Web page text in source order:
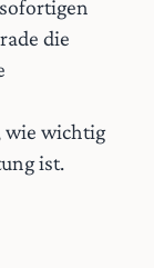
die
wie wichtig
ist.